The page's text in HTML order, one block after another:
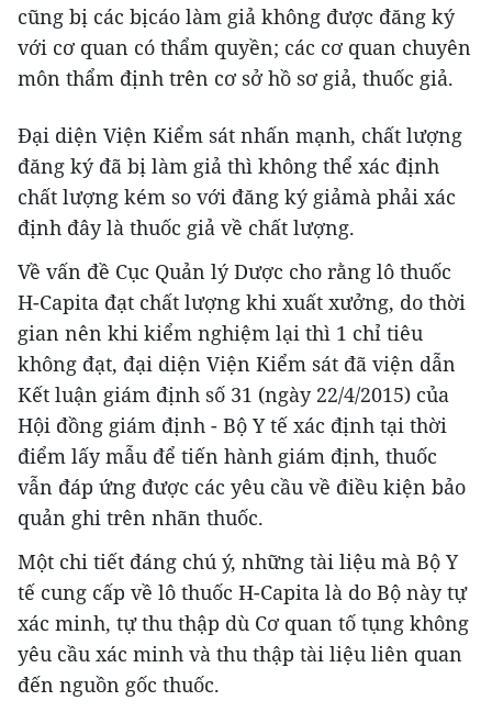
cũng bị các bịcáo làm giả không được đăng ký
với cơ quan có thẩm quyền; các cơ quan chuyên
môn thẩm định trên cơ sở hồ sơ giả, thuốc giả.
Đại diện Viện Kiểm sát nhấn mạnh, chất lượng
đăng ký đã bị làm giả thì không thể xác định
chất lượng kém so với đăng ký giảmà phải xác
định đây là thuốc giả về chất lượng.
Về vấn đề Cục Quản lý Dược cho rằng lô thuốc
H-Capita đạt chất lượng khi xuất xưởng, do thời
gian nên khi kiểm nghiệm lại thì 1 chỉ tiêu
không đạt, đại diện Viện Kiểm sát đã viện dẫn
Kết luận giám định số 31 (ngày 22/4/2015) của
Hội đồng giám định - Bộ Y tế xác định tại thời
điểm lấy mẫu để tiến hành giám định, thuốc
vẫn đáp ứng được các yêu cầu về điều kiện bảo
quản ghi trên nhãn thuốc.
Một chi tiết đáng chú ý, những tài liệu mà Bộ Y
tế cung cấp về lô thuốc H-Capita là do Bộ này tự
xác minh, tự thu thập dù Cơ quan tố tụng không
yêu cầu xác minh và thu thập tài liệu liên quan
đến nguồn gốc thuốc.